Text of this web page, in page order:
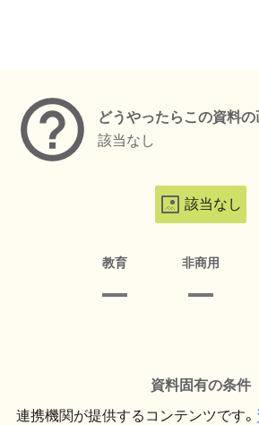
どうやったらこの資料の
該当なし
該当なし
教育 非商用
資料固有の条件
連携機関が提供するコンテンツです。